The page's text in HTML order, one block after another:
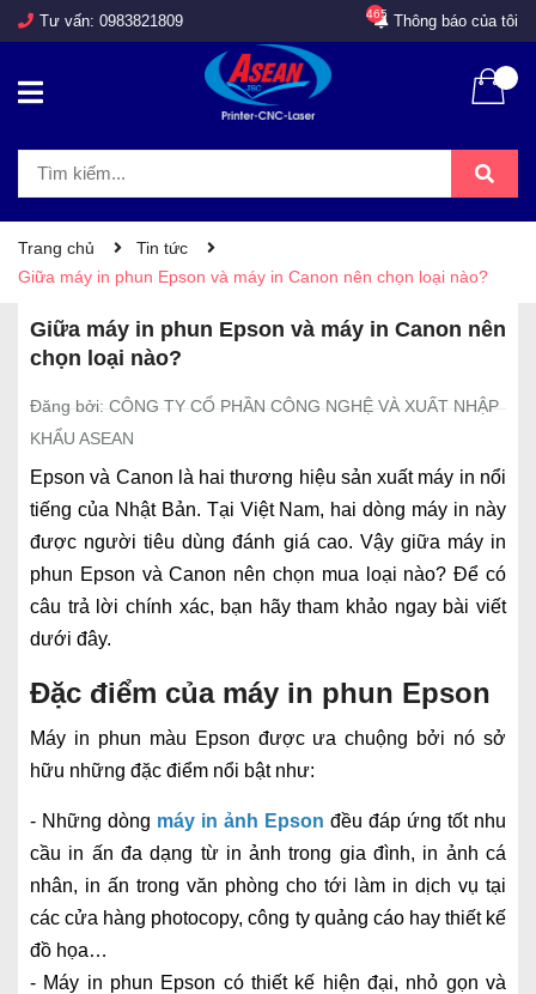
Tư vấn: 0983821809 Thông báo của tôi
465
Trang chủ
Tin tức
Giữa máy in phun Epson và máy in Canon nên chọn loại nào?
Giữa máy in phun Epson và máy in Canon nên
chọn loại nào?
Đăng bởi: CÔNG TY CỔ PHẦN CÔNG NGHỆ VÀ XUẤT NHẬP
KHẨU ASEAN
Epson và Canon là hai thương hiệu sản xuất máy in nổi
tiếng của Nhật Bản. Tại Việt Nam, hai dòng máy in này
được người tiêu dùng đánh giá cao. Vậy giữa máy in
phun Epson và Canon nên chọn mua loại nào? Để có
câu trả lời chính xác, bạn hãy tham khảo ngay bài viết
dưới đây.
Đặc điểm của máy in phun Epson
Máy in phun màu Epson được ưa chuộng bởi nó sở
hữu những đặc điểm nổi bật như:
- Những dòng máy in ảnh Epson đều đáp ứng tốt nhu
cầu in ấn đa dạng từ in ảnh trong gia đình, in ảnh cá
nhân, in ấn trong văn phòng cho tới làm in dịch vụ tại
các cửa hàng photocopy, công ty quảng cáo hay thiết kế
đồ họa…
- Máy in phun Epson có thiết kế hiện đại, nhỏ gọn và